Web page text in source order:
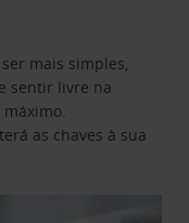
mais simples,
sentir livre na
as chaves à sua